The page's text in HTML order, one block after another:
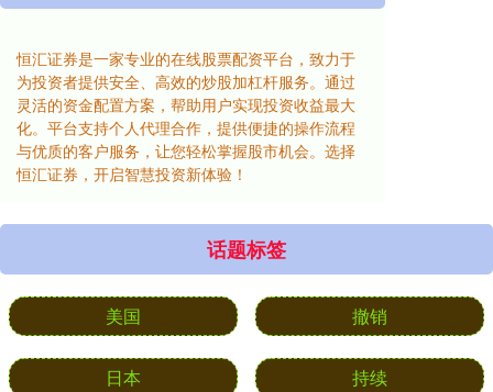
恒汇证券是一家专业的在线股票配资平台，致力于
为投资者提供安全、高效的炒股加杠杆服务。通过
灵活的资金配置方案，帮助用户实现投资收益最大
化。平台支持个人代理合作，提供便捷的操作流程
与优质的客户服务，让您轻松掌握股市机会。选择
恒汇证券，开启智慧投资新体验！
话题标签
美国 撤销
日本 持续